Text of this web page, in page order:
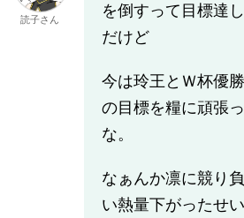
読子さん
を倒すって目標達
だけど
今は玲王とＷ杯優
の目標を糧に頑張
な。
なぁんか凛に競り
い熱量下がったせ